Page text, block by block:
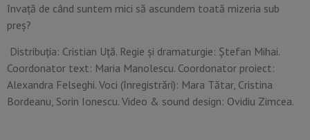
învață de când suntem mici să ascundem toată mizeria sub
preș?
Distribuția: Cristian Uță. Regie și dramaturgie: Ștefan Mihai.
Coordonator text: Maria Manolescu. Coordonator proiect:
Alexandra Felseghi. Voci (înregistrări): Mara Tătar, Cristina
Bordeanu, Sorin Ionescu. Video & sound design: Ovidiu Zimcea.